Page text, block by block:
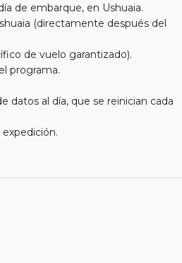
de embarque, en Ushuaia.
(directamente después del
de vuelo garantizado).
programa.
datos al día, que se reinician cada